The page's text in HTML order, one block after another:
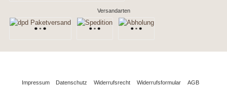
Versandarten
Impressum Datenschutz Widerrufsrecht Widerrufsformular
AGB